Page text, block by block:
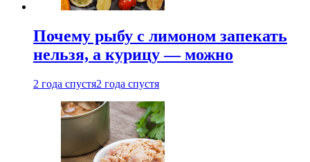
Почему рыбу с лимоном запекать
нельзя, а курицу — можно
2 года спустя2 года спустя